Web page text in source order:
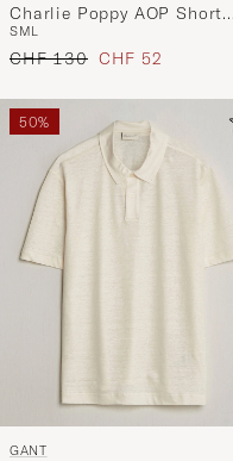
Charlie Poppy AOP Short
Sleeve Shirt Olive Night
SML
Regulärer Preis
CHF 130 Reduzierter Preis
CHF 52
50%
GANT